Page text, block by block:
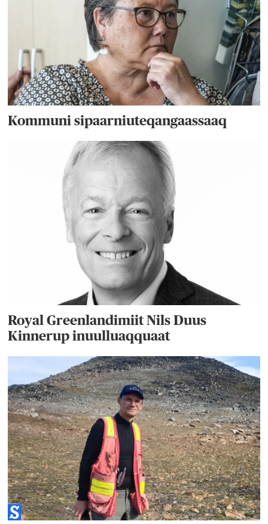
Kommuni sipaarniuteqangaassaaq
Royal Greenlandimiit Nils Duus
Kinnerup inuulluaqquaat